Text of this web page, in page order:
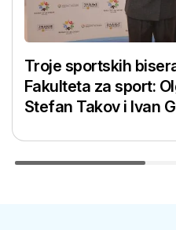
Troje sportskih
Fakulteta za sport:
Stefan Takov i Ivan